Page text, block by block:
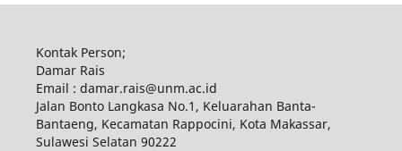
Kontak Person;
Damar Rais
Email : damar.rais@unm.ac.id
Jalan Bonto Langkasa No.1, Keluarahan Banta-
Bantaeng, Kecamatan Rappocini, Kota Makassar,
Sulawesi Selatan 90222